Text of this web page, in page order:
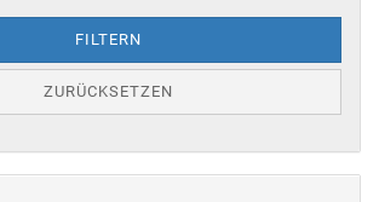
FILTERN
ZURÜCKSETZEN